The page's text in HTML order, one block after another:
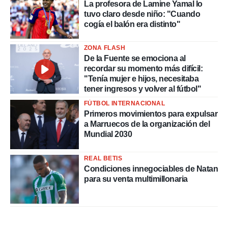
La profesora de Lamine Yamal lo
tuvo claro desde niño: "Cuando
cogía el balón era distinto"
ZONA FLASH
De la Fuente se emociona al
recordar su momento más difícil:
"Tenía mujer e hijos, necesitaba
tener ingresos y volver al fútbol"
FÚTBOL INTERNACIONAL
Primeros movimientos para expulsar
a Marruecos de la organización del
Mundial 2030
REAL BETIS
Condiciones innegociables de Natan
para su venta multimillonaria